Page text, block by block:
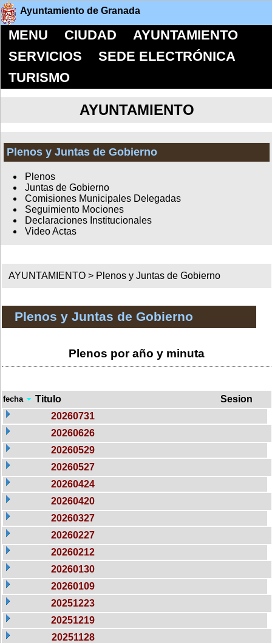
Ayuntamiento de Granada
MENU CIUDAD
AYUNTAMIENTO
SERVICIOS
SEDE ELECTRÓNICA
TURISMO
AYUNTAMIENTO
Plenos y Juntas de Gobierno
Plenos
Juntas de Gobierno
Comisiones Municipales Delegadas
Seguimiento Mociones
Declaraciones Institucionales
Video Actas
AYUNTAMIENTO > Plenos y Juntas de Gobierno
Plenos y Juntas de Gobierno
Plenos por año y minuta
fecha Titulo
Sesion
20260731
20260626
20260529
20260527
20260424
20260420
20260327
20260227
20260212
20260130
20260109
20251223
20251219
20251128